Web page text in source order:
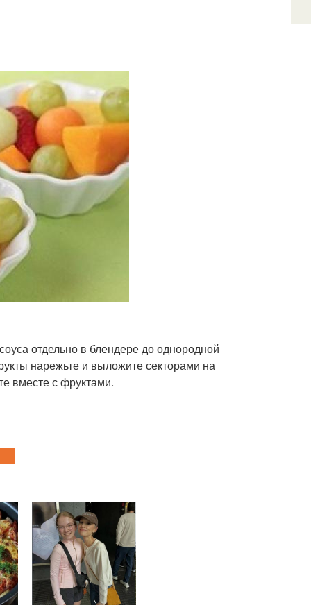
отдельно в блендере до однородной
нарежьте и выложите секторами на
вместе с фруктами.